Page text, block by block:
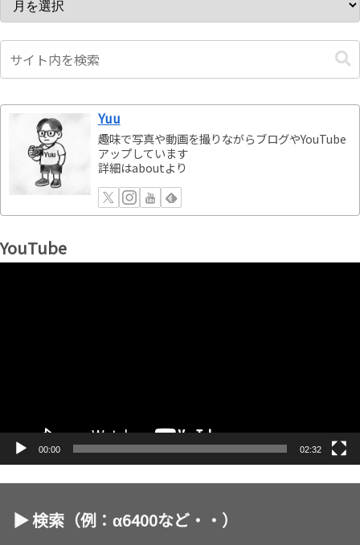
Yuu
趣味で写真や動画を撮りながらブログやYouTube
アップしています
詳細はaboutより
YouTube
00:00 02:32
▶︎ 検索（例：α6400など・・）